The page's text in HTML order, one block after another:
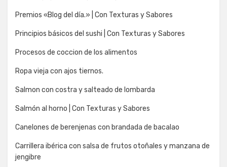
Premios «Blog del día.» | Con Texturas y Sabores
Principios básicos del sushi | Con Texturas y Sabores
Procesos de coccion de los alimentos
Ropa vieja con ajos tiernos.
Salmon con costra y salteado de lombarda
Salmón al horno | Con Texturas y Sabores
Canelones de berenjenas con brandada de bacalao
Carrillera ibérica con salsa de frutos otoñales y manzana de
jengibre